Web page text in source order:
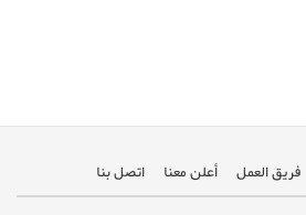
فريق العمل أعلن معنا اتصل بنا